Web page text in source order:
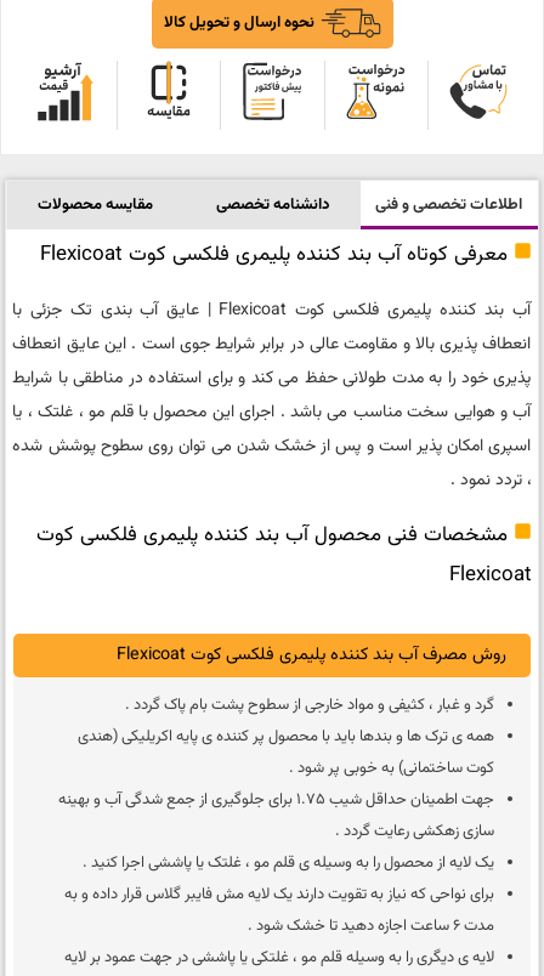
نحوه ارسال و تحویل کالا
اطلاعات تخصصی و فنی دانشنامه تخصصی مقایسه محصولات
معرفی کوتاه آب بند کننده پلیمری فلکسی کوت Flexicoat
آب بند کننده پلیمری فلکسی کوت Flexicoat | عایق آب بندى تک جزئى با
انعطاف پذیرى بالا و مقاومت عالى در برابر شرایط جوى است . این عایق انعطاف
پذیرى خود را به مدت طولانى حفظ مى کند و براى استفاده در مناطقى با شرایط
آب و هوایى سخت مناسب مى باشد . اجراى این محصول با قلم مو ، غلتک ، یا
اسپرى امکان پذیر است و پس از خشک شدن مى توان روى سطوح پوشش شده
، تردد نمود .
مشخصات فنی محصول آب بند کننده پلیمری فلکسی کوت
Flexicoat
روش مصرف آب بند کننده پلیمری فلکسی کوت Flexicoat
گرد و غبار ، کثیفى و مواد خارجى از سطوح پشت بام پاک گردد .
همه ى ترک ها و بندها باید با محصول پر کننده ى پایه اکریلیکى (هندى
کوت ساختمانى) به خوبى پر شود .
جهت اطمینان حداقل شیب 1.75 براى جلوگیرى از جمع شدگى آب و بهینه
سازى زهکشى رعایت گردد .
یک لایه از محصول را به وسیله ى قلم مو ، غلتک یا پاششى اجرا کنید .
براى نواحى که نیاز به تقویت دارند یک لایه مش فایبر گلاس قرار داده و به
مدت 6 ساعت اجازه دهید تا خشک شود .
لایه ی دیگرى را به وسیله قلم مو ، غلتکى یا پاششى در جهت عمود بر لایه